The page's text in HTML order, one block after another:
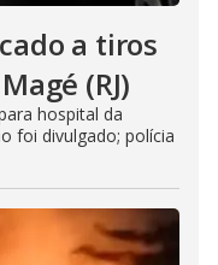
a tiros
(RJ)
hospital da
foi divulgado; polícia